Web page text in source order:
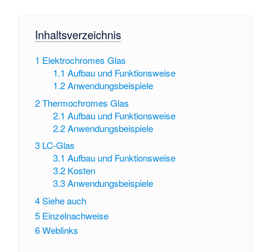
Inhaltsverzeichnis
1 Elektrochromes Glas
1.1 Aufbau und Funktionsweise
1.2 Anwendungsbeispiele
2Thermochromes Glas
2.1 Aufbau und Funktionsweise
2.2 Anwendungsbeispiele
3 LC-Glas
3.1 Aufbau und Funktionsweise
3.2 Kosten
3.3 Anwendungsbeispiele
4Siehe auch
5 Einzelnachweise
6Weblinks